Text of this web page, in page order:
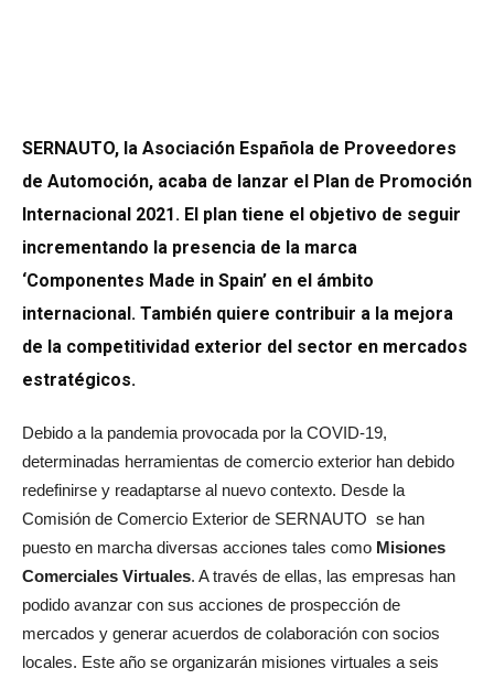
SERNAUTO, la Asociación Española de Proveedores
de Automoción, acaba de lanzar el Plan de Promoción
Internacional 2021. El plan tiene el objetivo de seguir
incrementando la presencia de la marca
‘Componentes Made in Spain’ en el ámbito
internacional. También quiere contribuir a la mejora
de la competitividad exterior del sector en mercados
estratégicos.
Debido a la pandemia provocada por la COVID-19,
determinadas herramientas de comercio exterior han debido
redefinirse y readaptarse al nuevo contexto. Desde la
Comisión de Comercio Exterior de SERNAUTO se han
puesto en marcha diversas acciones tales como Misiones
Comerciales Virtuales. A través de ellas, las empresas han
podido avanzar con sus acciones de prospección de
mercados y generar acuerdos de colaboración con socios
locales. Este año se organizarán misiones virtuales a seis